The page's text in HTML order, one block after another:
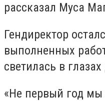
рассказал Муса
Гендиректор
выполненных
светилась в
«Не первый год